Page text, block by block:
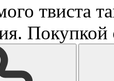
твиста
Покупкой